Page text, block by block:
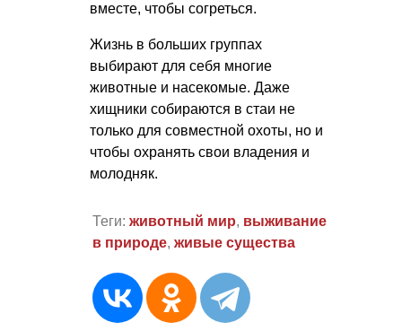
вместе, чтобы согреться.
Жизнь в больших группах
выбирают для себя многие
животные и насекомые. Даже
хищники собираются в стаи не
только для совместной охоты, но и
чтобы охранять свои владения и
молодняк.
Теги: животный мир, выживание
в природе, живые существа